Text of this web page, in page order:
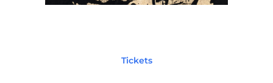
Tickets